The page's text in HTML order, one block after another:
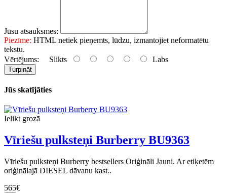
Jūsu atsauksmes:
Piezīme: HTML netiek pieņemts, lūdzu, izmantojiet neformatētu
tekstu.
Vērtējums: Slikts Labs
Turpināt
Jūs skatījāties
Ielikt grozā
Vīriešu pulksteņi Burberry BU9363
Vīriešu pulksteņi Burberry bestsellers Oriģināli Jauni. Ar etiķetēm
oriģinālajā DIESEL dāvanu kast..
565€